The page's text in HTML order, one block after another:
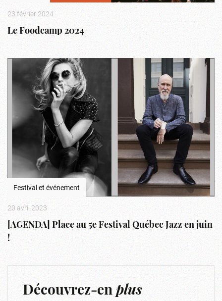
23 février 2024
Le Foodcamp 2024
Festival et événement
20 avril 2023
[AGENDA] Place au 5e Festival Québec Jazz en juin
!
Découvrez-enplus